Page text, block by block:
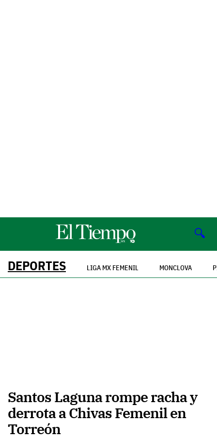
🔍
DEPORTES LIGA MX FEMENIL MONCLOVA
Santos Laguna rompe racha y
derrota a Chivas Femenil en
Torreón